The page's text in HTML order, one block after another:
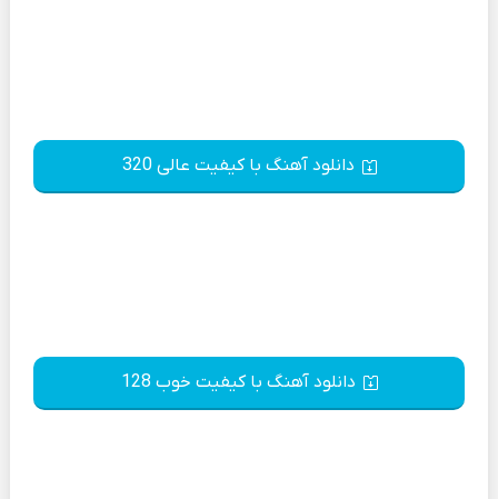
دانلود آهنگ با کیفیت عالی 320
دانلود آهنگ با کیفیت خوب 128